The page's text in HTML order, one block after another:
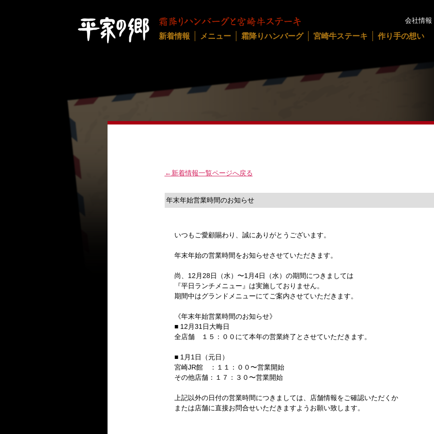
会社情報
新着情報 メニュー 霜降りハンバーグ 宮崎牛ステーキ 作り手の想い
←新着情報一覧ページへ戻る
年末年始営業時間のお知らせ
いつもご愛顧賜わり、誠にありがとうございます。
年末年始の営業時間をお知らせさせていただきます。
尚、12月28日（水）〜1月4日（水）の期間につきましては
『平日ランチメニュー』は実施しておりません。
期間中はグランドメニューにてご案内させていただきます。
《年末年始営業時間のお知らせ》
■ 12月31日大晦日
全店舗 １５：００にて本年の営業終了とさせていただきます。
■ 1月1日（元日）
宮崎JR館 ：１１：００〜営業開始
その他店舗：１７：３０〜営業開始
上記以外の日付の営業時間につきましては、店舗情報をご確認いただくか
または店舗に直接お問合せいただきますようお願い致します。